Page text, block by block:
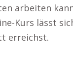
arbeiten
Kurs lässt
erreichst.